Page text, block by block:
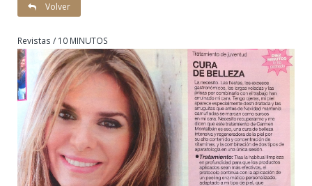
Volver
Revistas / 10 MINUTOS